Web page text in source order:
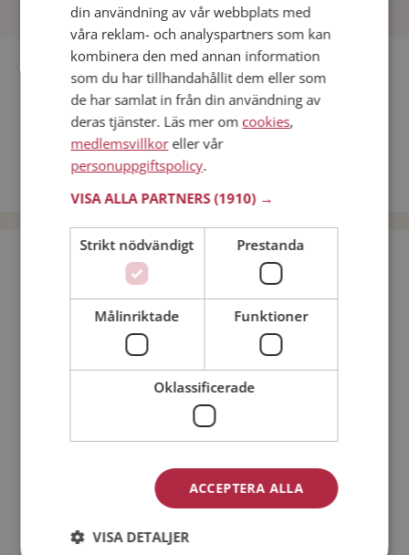
Fler singlar
Fler singelkvinnor från Stockholm , Vanja
Män från Stockholm
Dejta kvinnor i Sverige
Bli medlem utan kostnad!
Jag är en: Man Kvinna
din användning av vår webbplats med
våra reklam- och analyspartners som kan
kombinera den med annan information
som du har tillhandahållit dem eller som
de har samlat in från din användning av
deras tjänster. Läs mer om cookies,
medlemsvillkoreller vår
personuppgiftspolicy.
VISA ALLA PARTNERS(1910) →
Strikt nödvändigt Prestanda
Målinriktade Funktioner
Oklassificerade
ACCEPTERA ALLA
VISA DETALJER